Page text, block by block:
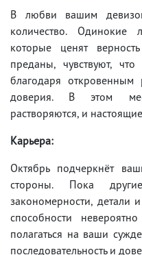
В любви вашим
количество. Одинокие
которые ценят
преданы, чувствуют,
благодаря откровенным
доверия. В этом
растворяются, и
Карьера:
Октябрь подчеркнёт
стороны. Пока
закономерности, детали
способности
полагаться на ваши
последовательность и